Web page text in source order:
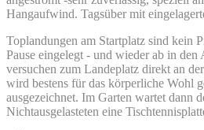
Hangaufwind. Tagsüber mit
Toplandungen am Startplatz sind kein
Pause eingelegt - und wieder ab in
versuchen zum Landeplatz direkt an
wird bestens für das körperliche Wohl
ausgezeichnet. Im Garten wartet dann
Nichtausgelasteten eine